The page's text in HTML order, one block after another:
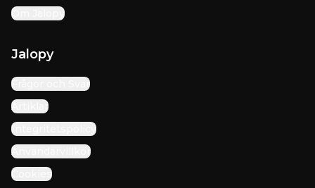
Om Jalopy
Jalopy
Frågor och Svar
Artiklar
Integritetspolicy
Användarvillkor
Cookies